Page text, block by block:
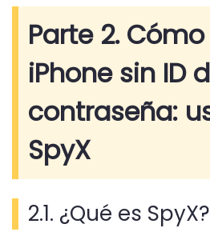
Parte 2.
iPhone sin ID
contraseña:
SpyX
2.1. ¿Qué es SpyX?